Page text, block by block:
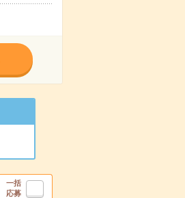
一括
応募